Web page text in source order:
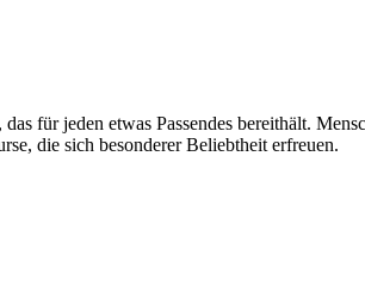
für jeden etwas Passendes bereithält.
die sich besonderer Beliebtheit erfreuen.